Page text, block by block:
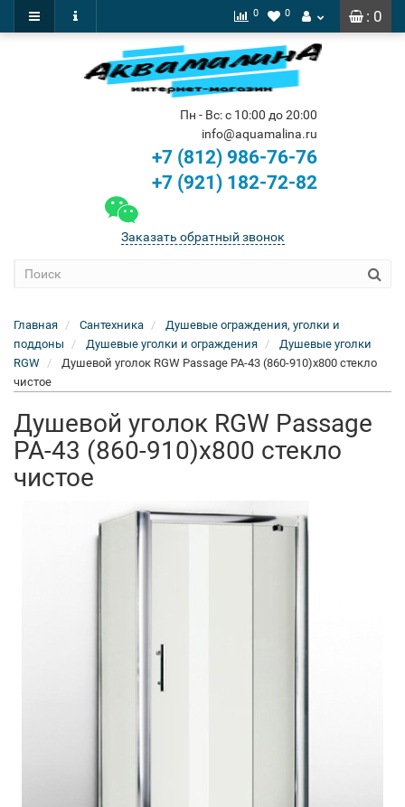
: 0
0 0
Пн - Вс: с 10:00 до 20:00
info@aquamalina.ru
+7 (812) 986-76-76
+7 (921) 182-72-82
Заказать обратный звонок
Главная Сантехника
Душевые ограждения, уголки и
поддоны
Душевые уголки и ограждения
Душевые уголки
RGW
Душевой уголок RGW Passage PA-43 (860-910)x800 стекло
чистое
Душевой уголок RGW Passage
PA-43 (860-910)x800 стекло
чистое